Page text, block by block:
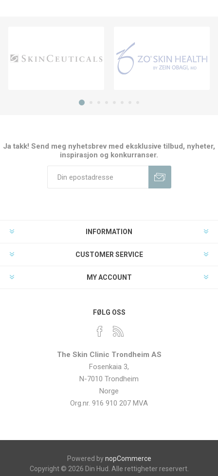
Ja takk! Send meg nyhetsbrev med eksklusive tilbud, nyheter,
inspirasjon og konkurranser.
INFORMATION
CUSTOMER SERVICE
MY ACCOUNT
FØLG OSS
The Skin Clinic Trondheim AS
Fosenkaia 3,
N-7010 Trondheim
Norge
Org.nr. 916 910 207 MVA
Powered bynopCommerce
Copyright © 2026 Din Hud. Alle rettigheter reservert.